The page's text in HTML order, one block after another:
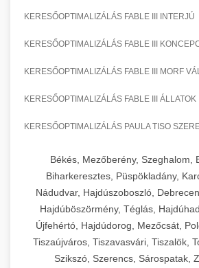
KERESŐOPTIMALIZÁLÁS FABLE III INTERJÚ
KERESŐOPTIMALIZÁLÁS FABLE III
KERESŐOPTIMALIZÁLÁS FABLE III MORF
KERESŐOPTIMALIZÁLÁS FABLE III ÁLLATOK
KERESŐOPTIMALIZÁLÁS PAULA TISO
Békés, Mezőberény, Szeghalom,
Biharkeresztes, Püspökladány,
Nádudvar, Hajdúszoboszló,
Hajdúböszörmény, Téglás,
Újfehértó, Hajdúdorog, Mezőcsát,
Tiszaújváros, Tiszavasvári, Tiszalök,
Szikszó, Szerencs, Sárospatak,